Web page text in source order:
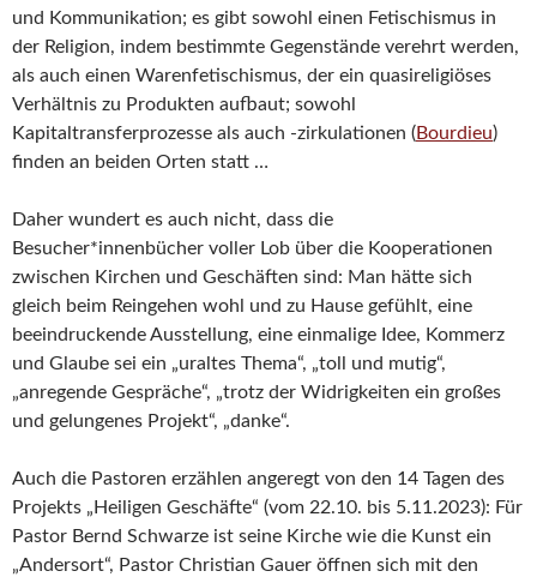
und Kommunikation; es gibt sowohl einen Fetischismus in
der Religion, indem bestimmte Gegenstände verehrt werden,
als auch einen Warenfetischismus, der ein quasireligiöses
Verhältnis zu Produkten aufbaut; sowohl
Kapitaltransferprozesse als auch -zirkulationen (Bourdieu)
finden an beiden Orten statt …
Daher wundert es auch nicht, dass die
Besucher*innenbücher voller Lob über die Kooperationen
zwischen Kirchen und Geschäften sind: Man hätte sich
gleich beim Reingehen wohl und zu Hause gefühlt, eine
beeindruckende Ausstellung, eine einmalige Idee, Kommerz
und Glaube sei ein „uraltes Thema“, „toll und mutig“,
„anregende Gespräche“, „trotz der Widrigkeiten ein großes
und gelungenes Projekt“, „danke“.
Auch die Pastoren erzählen angeregt von den 14 Tagen des
Projekts „Heiligen Geschäfte“ (vom 22.10. bis 5.11.2023): Für
Pastor Bernd Schwarze ist seine Kirche wie die Kunst ein
„Andersort“, Pastor Christian Gauer öffnen sich mit den